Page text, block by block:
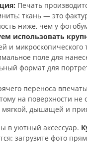
Печать
ткань — это
ниже, чем у
использовать
и микроскопического
поле для
формат для
переноса
на поверхности не
мягкой, дышащей и
в уютный аксессуар.
загрузите фото